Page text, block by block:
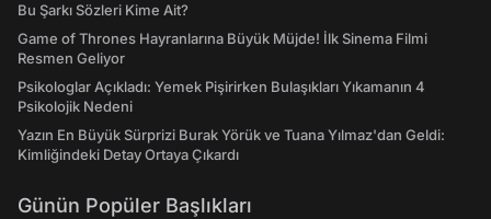
Bu Şarkı Sözleri Kime Ait?
Game of Thrones Hayranlarına Büyük Müjde! İlk Sinema Filmi
Resmen Geliyor
Psikologlar Açıkladı: Yemek Pişirirken Bulaşıkları Yıkamanın 4
Psikolojik Nedeni
Yazın En Büyük Sürprizi Burak Yörük ve Tuana Yılmaz'dan Geldi:
Kimliğindeki Detay Ortaya Çıkardı
Günün Popüler Başlıkları